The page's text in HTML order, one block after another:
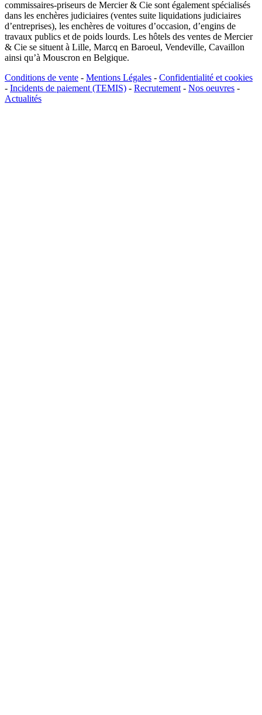
commissaires-priseurs de Mercier & Cie sont également spécialisés
dans les enchères judiciaires (ventes suite liquidations judiciaires
d’entreprises), les enchères de voitures d’occasion, d’engins de
travaux publics et de poids lourds. Les hôtels des ventes de Mercier
& Cie se situent à Lille, Marcq en Baroeul, Vendeville, Cavaillon
ainsi qu’à Mouscron en Belgique.
Conditions de vente - Mentions Légales - Confidentialité et cookies
- Incidents de paiement (TEMIS) - Recrutement- Nos oeuvres -
Actualités